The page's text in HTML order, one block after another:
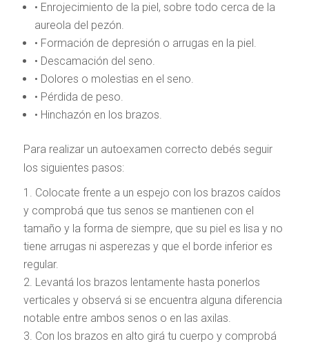
• Enrojecimiento de la piel, sobre todo cerca de la
aureola del pezón.
• Formación de depresión o arrugas en la piel.
• Descamación del seno.
• Dolores o molestias en el seno.
• Pérdida de peso.
• Hinchazón en los brazos.
Para realizar un autoexamen correcto debés seguir
los siguientes pasos:
Colocate frente a un espejo con los brazos caídos
y comprobá que tus senos se mantienen con el
tamaño y la forma de siempre, que su piel es lisa y no
tiene arrugas ni asperezas y que el borde inferior es
regular.
Levantá los brazos lentamente hasta ponerlos
verticales y observá si se encuentra alguna diferencia
notable entre ambos senos o en las axilas.
Con los brazos en alto girá tu cuerpo y comprobá